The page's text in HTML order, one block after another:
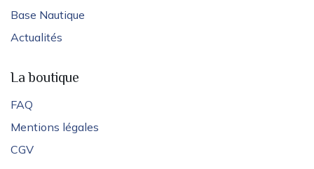
Base Nautique
Actualités
La boutique
FAQ
Mentions légales
CGV